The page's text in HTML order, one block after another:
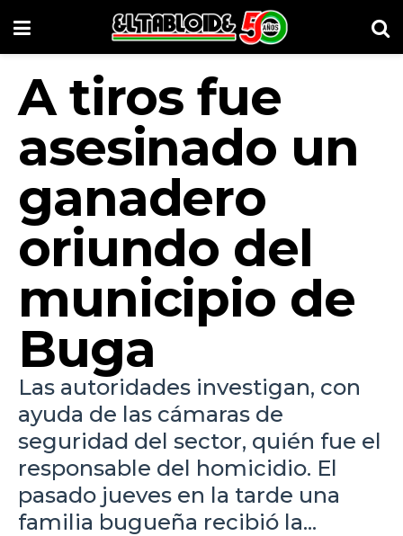
A tiros fue
asesinado un
ganadero
oriundo del
municipio de
Buga
Las autoridades investigan, con
ayuda de las cámaras de
seguridad del sector, quién fue el
responsable del homicidio. El
pasado jueves en la tarde una
familia bugueña recibió la...